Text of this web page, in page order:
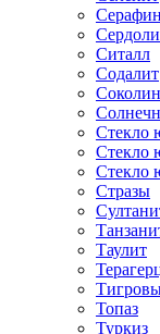
Ситалл
Содалит
Стекло
Стекло
Стекло
Стразы
Таулит
Топаз
Туркиз